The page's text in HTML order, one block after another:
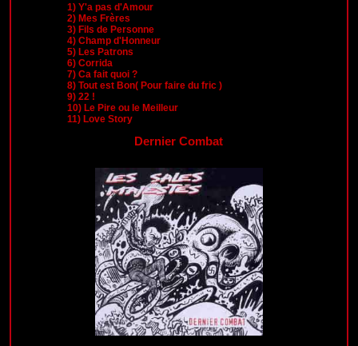
1) Y'a pas d'Amour
2) Mes Frères
3) Fils de Personne
4) Champ d'Honneur
5) Les Patrons
6) Corrida
7) Ca fait quoi ?
8) Tout est Bon( Pour faire du fric )
9) 22 !
10) Le Pire ou le Meilleur
11) Love Story
Dernier Combat